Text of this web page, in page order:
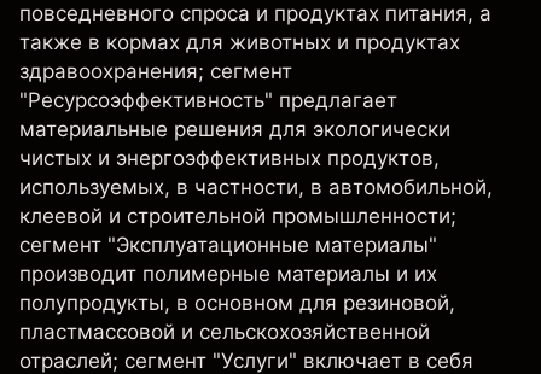
повседневного спроса и продуктах питания, а
также в кормах для животных и продуктах
здравоохранения; сегмент
"Ресурсоэффективность" предлагает
материальные решения для экологически
чистых и энергоэффективных продуктов,
используемых, в частности, в автомобильной,
клеевой и строительной промышленности;
сегмент "Эксплуатационные материалы"
производит полимерные материалы и их
полупродукты, в основном для резиновой,
пластмассовой и сельскохозяйственной
отраслей; сегмент "Услуги" включает в себя